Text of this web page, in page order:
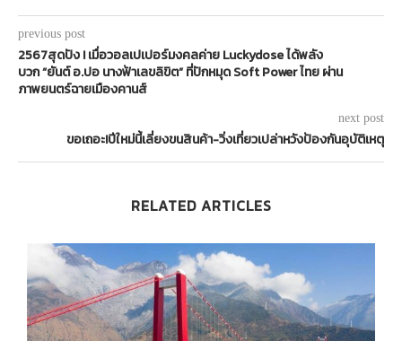
previous post
2567สุดปัง ! เมื่อวอลเปเปอร์มงคลค่าย Luckydose ได้พลัง
บวก “ยันต์ อ.ปอ นางฟ้าเลขลิขิต” ที่ปักหมุด Soft Power ไทย ผ่าน
ภาพยนตร์ฉายเมืองคานส์
next post
ขอเถอะ!ปีใหม่นี้เลี่ยงขนสินค้า-วิ่งเที่ยวเปล่าหวังป้องกันอุบัติเหตุ
RELATED ARTICLES